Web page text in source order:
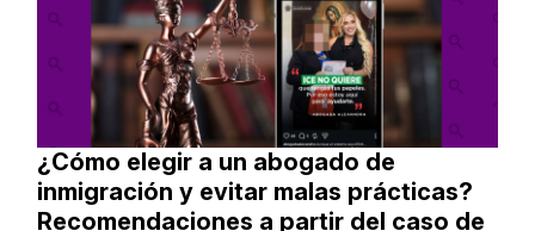
¿Cómo elegir a un abogado de
inmigración y evitar malas prácticas?
Recomendaciones a partir del caso de